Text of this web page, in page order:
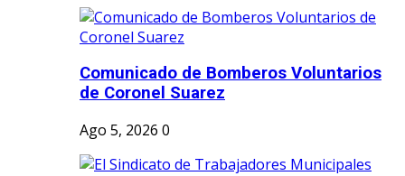
Comunicado de Bomberos Voluntarios
de Coronel Suarez
Ago 5, 2026 0